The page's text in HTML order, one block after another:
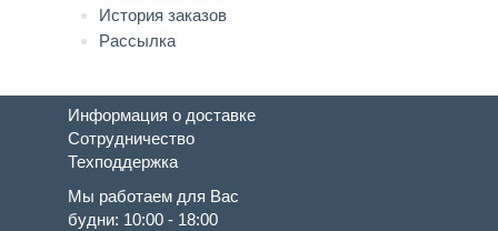
История заказов
Рассылка
Информация о доставке
Сотрудничество
Техподдержка
Мы работаем для Вас
будни: 10:00 - 18:00